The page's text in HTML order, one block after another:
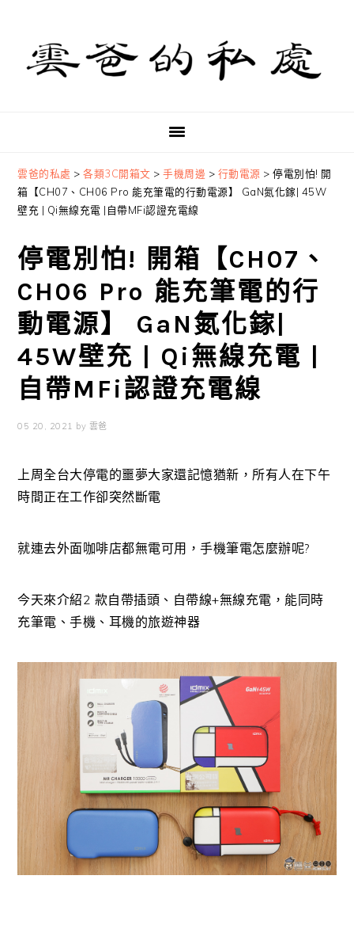
primary
navigation
content
primary
sidebar
雲爸的私處 >各類3C開箱文 >手機周邊 > 行動電源 >停電別怕! 開
箱【CH07、CH06 Pro 能充筆電的行動電源】 GaN氮化鎵| 45W
壁充 | Qi無線充電 |自帶MFi認證充電線
停電別怕! 開箱【CH07、
CH06 Pro 能充筆電的行
動電源】 GaN氮化鎵|
45W壁充 | Qi無線充電 |
自帶MFi認證充電線
05 20, 2021 by 雲爸
上周全台大停電的噩夢大家還記憶猶新，所有人在下午
時間正在工作卻突然斷電
就連去外面咖啡店都無電可用，手機筆電怎麼辦呢?
今天來介紹2 款自帶插頭、自帶線+無線充電，能同時
充筆電、手機、耳機的旅遊神器